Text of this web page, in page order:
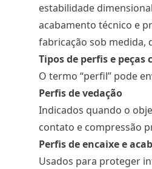
estabilidade
acabamento técnico e
fabricação sob medida,
Tipos de perfis e
O termo “perfil” pode
Perfis de vedação
Indicados quando o
contato e compressão
Perfis de encaixe e
Usados para proteger